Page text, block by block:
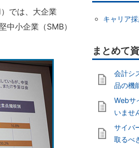
では、大企業
小企業（SMB）
キャリア
会計シ
品の機
Webサ
いませ
サイバ
取るべ